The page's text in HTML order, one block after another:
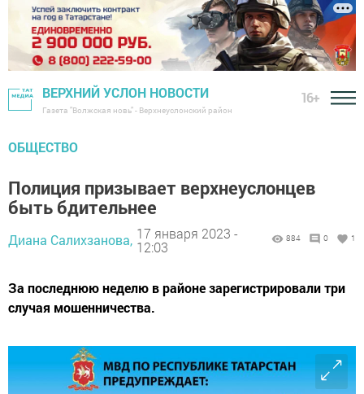
ВЕРХНИЙ УСЛОН НОВОСТИ
Газета "Волжская новь" - Верхнеуслонский район
16+
ОБЩЕСТВО
Полиция призывает верхнеуслонцев
быть бдительнее
Диана Салихзанова, 17 января 2023 -
12:03
884 0 1
За последнюю неделю в районе зарегистрировали три
случая мошенничества.